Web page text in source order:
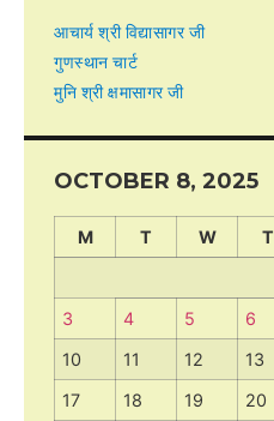
आचार्य श्री विद्यासागर जी
गुणस्थान चार्ट
मुनि श्री क्षमासागर जी
OCTOBER 8, 2025
M T W T
3
4 5 6
10
11 12 13
17
18 19 20